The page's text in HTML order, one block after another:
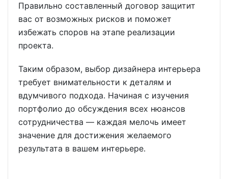
Правильно составленный договор защитит
вас от возможных рисков и поможет
избежать споров на этапе реализации
проекта.
Таким образом, выбор дизайнера интерьера
требует внимательности к деталям и
вдумчивого подхода. Начиная с изучения
портфолио до обсуждения всех нюансов
сотрудничества — каждая мелочь имеет
значение для достижения желаемого
результата в вашем интерьере.